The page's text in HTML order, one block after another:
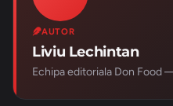
AUTOR
Liviu Lechintan
Echipa editoriala Don Food